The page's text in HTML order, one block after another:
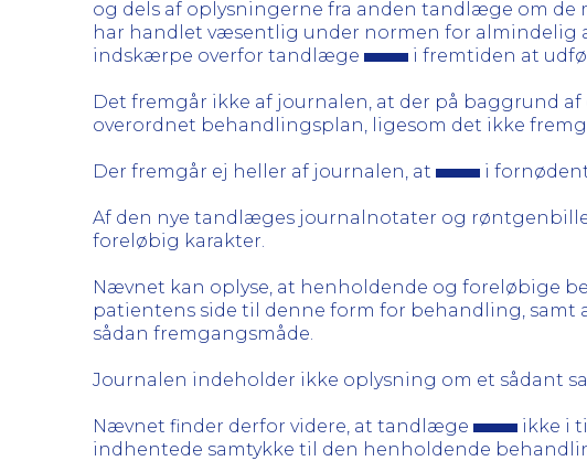
og dels af oplysningerne fra anden tandlæge om
har handlet væsentlig under normen for
indskærpe overfor tandlæge
i fremtiden at
Det fremgår ikke af journalen, at der på baggrund
overordnet behandlingsplan, ligesom det ikke
Der fremgår ej heller af journalen, at i
Af den nye tandlæges journalnotater og
foreløbig karakter.
Nævnet kan oplyse, at henholdende og foreløbige
patientens side til denne form for behandling,
sådan fremgangsmåde.
Journalen indeholder ikke oplysning om et sådant
Nævnet finder derfor videre, at tandlæge ikke i
indhentede samtykke til den henholdende